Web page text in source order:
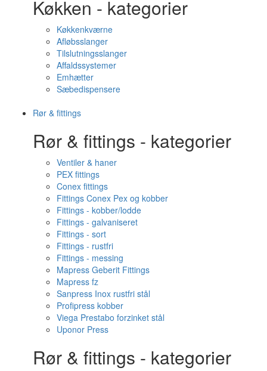
Køkken - kategorier
Køkkenkværne
Afløbsslanger
Tilslutningsslanger
Affaldssystemer
Emhætter
Sæbedispensere
Rør & fittings
Rør & fittings - kategorier
Ventiler & haner
PEX fittings
Conex fittings
Fittings Conex Pex og kobber
Fittings - kobber/lodde
Fittings - galvaniseret
Fittings - sort
Fittings - rustfri
Fittings - messing
Mapress Geberit Fittings
Mapress fz
Sanpress Inox rustfri stål
Profipress kobber
Viega Prestabo forzinket stål
Uponor Press
Rør & fittings - kategorier